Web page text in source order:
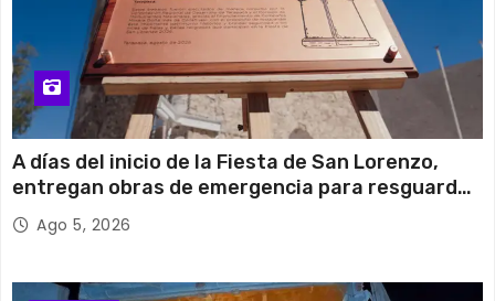
A días del inicio de la Fiesta de San Lorenzo,
entregan obras de emergencia para resguardar
su histórico campanario
Ago 5, 2026